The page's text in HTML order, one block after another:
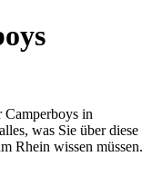
in
was Sie über diese
Rhein wissen müssen.